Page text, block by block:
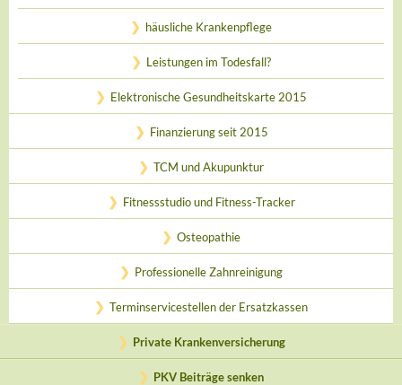
häusliche Krankenpflege
Leistungen im Todesfall?
Elektronische Gesundheitskarte 2015
Finanzierung seit 2015
TCM und Akupunktur
Fitnessstudio und Fitness-Tracker
Osteopathie
Professionelle Zahnreinigung
Terminservicestellen der Ersatzkassen
Private Krankenversicherung
PKV Beiträge senken